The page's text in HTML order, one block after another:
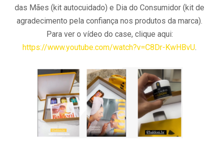
das Mães (kit autocuidado) e Dia do Consumidor (kit de
agradecimento pela confiança nos produtos da marca).
Para ver o vídeo do case, clique aqui:
https://www.youtube.com/watch?v=C8Dr-KwHBvU.